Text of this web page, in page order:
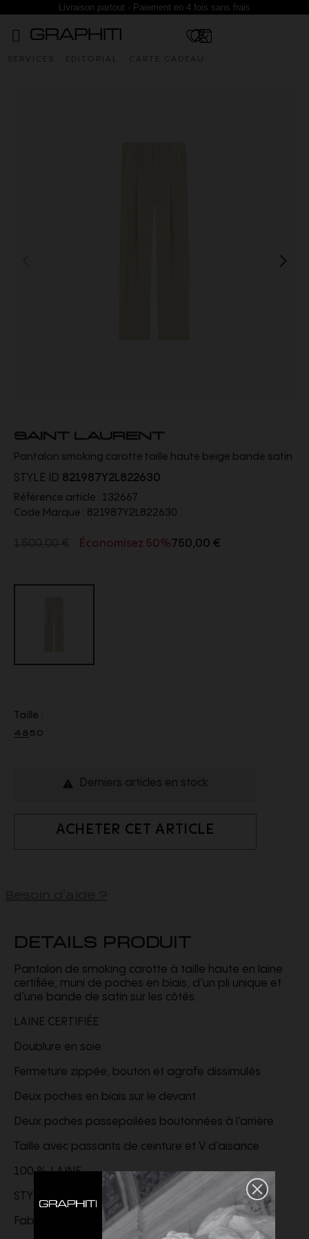
Livraison partout - Paiement en 4 fois sans frais
SERVICES EDITORIAL CARTE CADEAU
SAINT LAURENT
Pantalon smoking carotte taille haute beige bande satin
STYLE ID 821987Y2L822630
Référence article : 132667
Code Marque : 821987Y2L822630
Économisez 50%750,00 €
Taille :
4850
 Derniers articles en stock
ACHETER CET ARTICLE
DETAILS PRODUIT
Pantalon de smoking carotte à taille haute en laine
certifiée, muni de poches en biais, d’un pli unique et
d’une bande de satin sur les côtés.
LAINE CERTIFIÉE
Doublure en soie
Fermeture zippée, bouton et agrafe dissimulés
Deux poches en biais sur le devant
Deux poches passepoilées boutonnées à l’arrière
Taille avec passants de ceinture et V d’aisance
100 % LAINE
STYLE ID 821987Y2L822630
Fabriqué en Italie